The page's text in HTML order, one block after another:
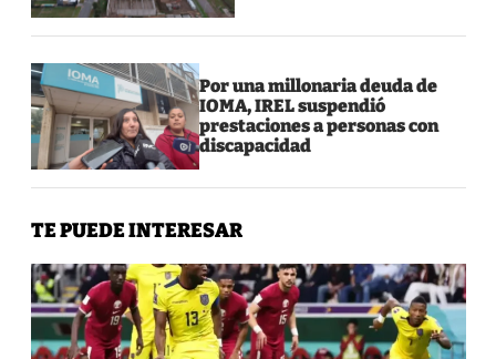
Por una millonaria deuda de
IOMA, IREL suspendió
prestaciones a personas con
discapacidad
TE PUEDE INTERESAR